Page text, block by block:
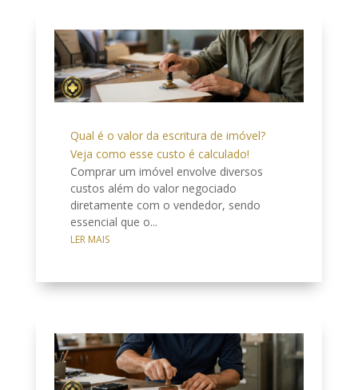
Qual é o valor da escritura de imóvel?
Veja como esse custo é calculado!
Comprar um imóvel envolve diversos
custos além do valor negociado
diretamente com o vendedor, sendo
essencial que o...
LER MAIS